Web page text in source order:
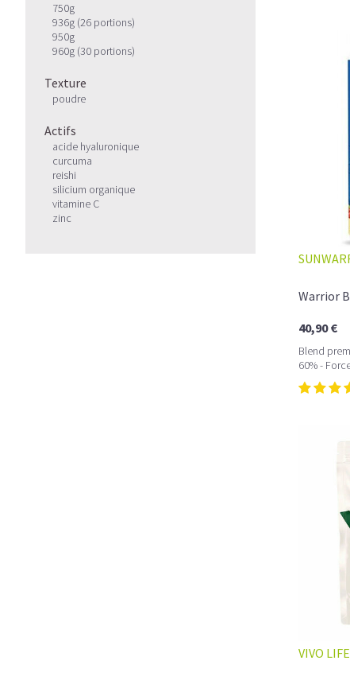
750g
936g (26 portions)
950g
960g (30 portions)
Texture
poudre
Actifs
acide hyaluronique
curcuma
reishi
silicium organique
vitamine C
zinc
Warrior
40,90 €
Blend
60% -
VIVO LIFE